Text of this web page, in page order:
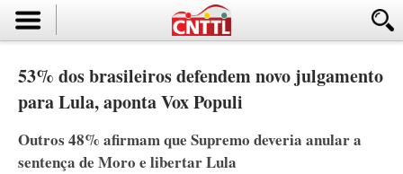
53% dos brasileiros defendem novo julgamento
para Lula, aponta Vox Populi
Outros 48% afirmam que Supremo deveria anular a
sentença de Moro e libertar Lula